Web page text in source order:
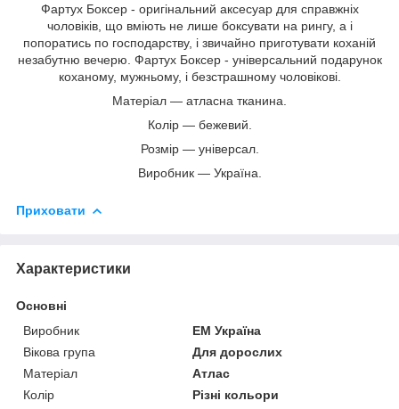
Фартух Боксер - оригінальний аксесуар для справжніх
чоловіків, що вміють не лише боксувати на рингу, а і
попоратись по господарству, і звичайно приготувати коханій
незабутню вечерю. Фартух Боксер - універсальний подарунок
коханому, мужньому, і безстрашному чоловікові.
Матеріал ― атласна тканина.
Колір ― бежевий.
Розмір ― універсал.
Виробник ― Україна.
Приховати
Характеристики
Основні
Виробник
ЕМ Україна
Вікова група
Для дорослих
Матеріал
Атлас
Колір
Різні кольори